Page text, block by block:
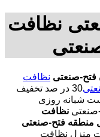
نظافت
فتح-صنعتی نظافت
30 در صد تخفیف
نظام دوست شبانه روزی
صنعتی نظافت
منطقه فتح-صنعتی
منزل نظافت